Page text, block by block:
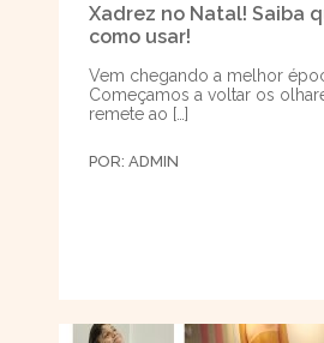
Xadrez no Natal! Saiba
como usar!
Vem chegando a melhor
Começamos a voltar os
remete ao […]
POR: ADMIN